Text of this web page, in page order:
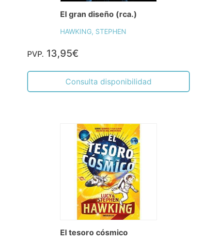
El gran diseño (rca.)
HAWKING, STEPHEN
PVP. 13,95€
Consulta disponibilidad
El tesoro cósmico